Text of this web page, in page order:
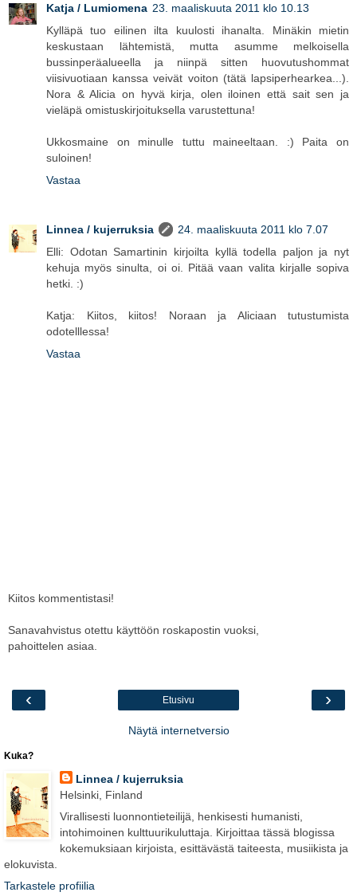
Katja / Lumiomena 23. maaliskuuta 2011 klo 10.13
Kylläpä tuo eilinen ilta kuulosti ihanalta. Minäkin mietin
keskustaan lähtemistä, mutta asumme melkoisella
bussinperäalueella ja niinpä sitten huovutushommat
viisivuotiaan kanssa veivät voiton (tätä lapsiperhearkea...).
Nora & Alicia on hyvä kirja, olen iloinen että sait sen ja
vieläpä omistuskirjoituksella varustettuna!
Ukkosmaine on minulle tuttu maineeltaan. :) Paita on
suloinen!
Vastaa
Linnea / kujerruksia
24. maaliskuuta 2011 klo 7.07
Elli: Odotan Samartinin kirjoilta kyllä todella paljon ja nyt
kehuja myös sinulta, oi oi. Pitää vaan valita kirjalle sopiva
hetki. :)
Katja: Kiitos, kiitos! Noraan ja Aliciaan tutustumista
odotelllessa!
Vastaa
Kiitos kommentistasi!
Sanavahvistus otettu käyttöön roskapostin vuoksi,
pahoittelen asiaa.
‹ ›
Etusivu
Näytä internetversio
Kuka?
Linnea / kujerruksia
Helsinki, Finland
Virallisesti luonnontieteilijä, henkisesti humanisti,
intohimoinen kulttuurikuluttaja. Kirjoittaa tässä blogissa
kokemuksiaan kirjoista, esittävästä taiteesta, musiikista ja
elokuvista.
Tarkastele profiilia